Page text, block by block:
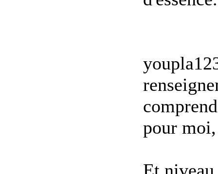
pour